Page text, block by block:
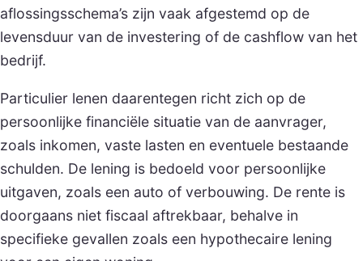
aflossingsschema’s zijn vaak afgestemd op de
levensduur van de investering of de cashflow van het
bedrijf.
Particulier lenen daarentegen richt zich op de
persoonlijke financiële situatie van de aanvrager,
zoals inkomen, vaste lasten en eventuele bestaande
schulden. De lening is bedoeld voor persoonlijke
uitgaven, zoals een auto of verbouwing. De rente is
doorgaans niet fiscaal aftrekbaar, behalve in
specifieke gevallen zoals een hypothecaire lening